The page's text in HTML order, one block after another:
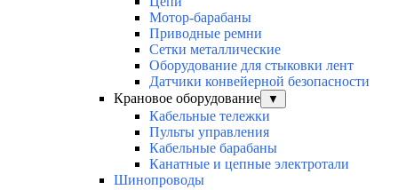
Мотор-барабаны
Приводные ремни
Сетки металлические
Оборудование для стыковки лент
Датчики конвейерной безопасности
Крановое оборудование
▼
Кабельные тележки
Пульты управления
Кабельные барабаны
Канатные и цепные электротали
Шинопроводы